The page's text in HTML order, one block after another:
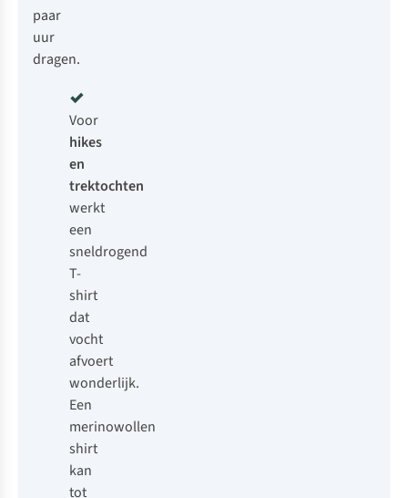
paar
uur
dragen.
Voor
hikes
en
trektochten
werkt
een
sneldrogend
T-
shirt
dat
vocht
afvoert
wonderlijk.
Een
merinowollen
shirt
kan
tot